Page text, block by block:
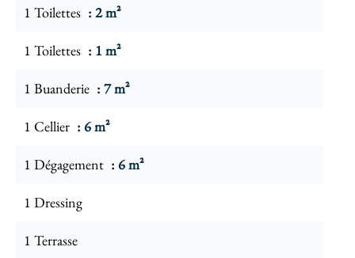
1 Toilettes 2 m²
1 Toilettes 1 m²
1 Buanderie 7 m²
1 Cellier 6 m²
1 Dégagement 6 m²
1 Dressing
1 Terrasse